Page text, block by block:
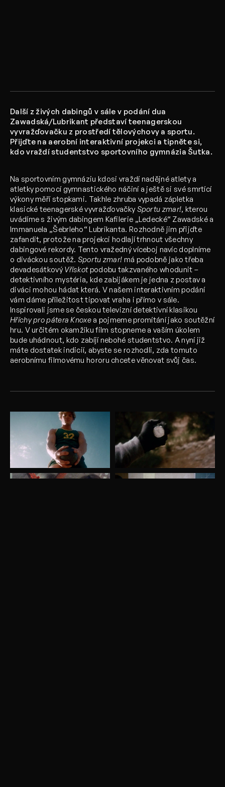
Další z živých dabingů v sále v podání dua
Zawadská/Lubrikant představí teenagerskou
vyvražďovačku z prostředí tělovýchovy a sportu.
Přijďte na aerobní interaktivní projekci a tipněte si,
kdo vraždí studentstvo sportovního gymnázia Šutka.
Na sportovním gymnáziu kdosi vraždí nadějné atlety a
atletky pomocí gymnastického náčiní a ještě si své smrtící
výkony měří stopkami. Takhle zhruba vypadá zápletka
klasické teenagerské vyvražďovačky Sportu zmar!, kterou
uvádíme s živým dabingem Kafilerie „Ledecké“ Zawadské a
Immanuela „Šebrleho“ Lubrikanta. Rozhodně jim přijďte
zafandit, protože na projekci hodlají trhnout všechny
dabingové rekordy. Tento vražedný víceboj navíc doplníme
o diváckou soutěž. Sportu zmar! má podobně jako třeba
devadesátkový Vřískotpodobu takzvaného whodunit –
detektivního mystéria, kde zabijákem je jedna z postav a
diváci mohou hádat která. V našem interaktivním podání
vám dáme příležitost tipovat vraha i přímo v sále.
Inspirovali jsme se českou televizní detektivní klasikou
Hříchy pro pátera Knoxe a pojmeme promítání jako soutěžní
hru. V určitém okamžiku film stopneme a vaším úkolem
bude uhádnout, kdo zabíjí nebohé studentstvo. A nyní již
máte dostatek indicií, abyste se rozhodli, zda tomuto
aerobnímu filmovému hororu chcete věnovat svůj čas.